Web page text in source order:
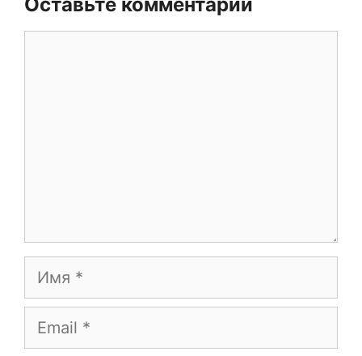
Имя
Email